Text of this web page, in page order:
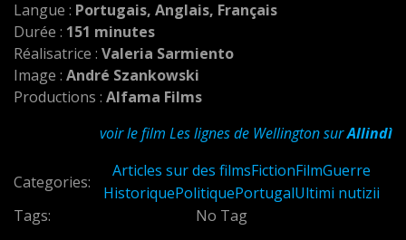
Langue : Portugais, Anglais, Français
Durée : 151 minutes
Réalisatrice : Valeria Sarmiento
Image : André Szankowski
Productions : Alfama Films
voir le film Les lignes de Wellington surAllindì
Categories:
Articles sur des filmsFictionFilmGuerre
HistoriquePolitiquePortugalUltimi nutizii
Tags:
No Tag